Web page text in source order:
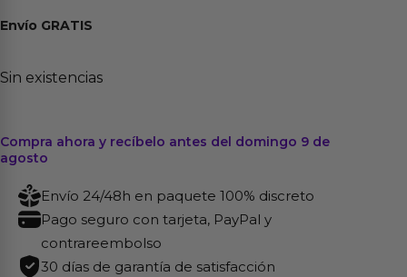
Envío GRATIS
Sin existencias
Compra ahora y recíbelo antes del domingo 9 de
agosto
Envío 24/48h en paquete 100% discreto
Pago seguro con tarjeta, PayPal y
contrareembolso
30 días de garantía de satisfacción